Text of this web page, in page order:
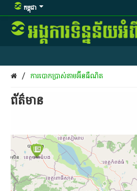
កម្ពុជា
/ ការបោកប្រាស់តាមអ៊ីនធឺណិត
ព័ត៌មាន​